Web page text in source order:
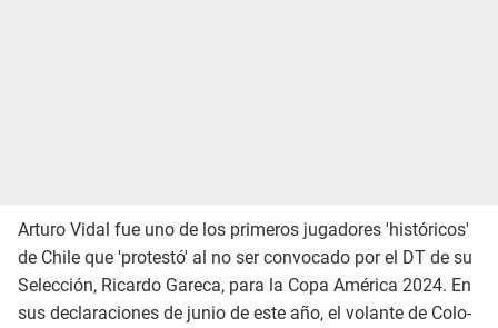
Arturo Vidal fue uno de los primeros jugadores 'históricos'
de Chile que 'protestó' al no ser convocado por el DT de su
Selección, Ricardo Gareca, para la Copa América 2024. En
sus declaraciones de junio de este año, el volante de Colo-